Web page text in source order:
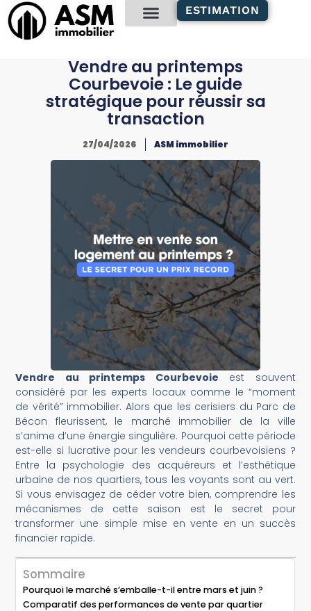
principal
ESTIMATION
Vendre au printemps
Courbevoie : Le guide
stratégique pour réussir sa
transaction
27/04/2026 ASM immobilier
Vendre au printemps Courbevoie est souvent
considéré par les experts locaux comme le “moment
de vérité” immobilier. Alors que les cerisiers du Parc de
Bécon fleurissent, le marché immobilier de la ville
s’anime d’une énergie singulière. Pourquoi cette période
est-elle si lucrative pour les vendeurs courbevoisiens ?
Entre la psychologie des acquéreurs et l’esthétique
urbaine de nos quartiers, tous les voyants sont au vert.
Si vous envisagez de céder votre bien, comprendre les
mécanismes de cette saison est le secret pour
transformer une simple mise en vente en un succès
financier rapide.
Sommaire
Pourquoi le marché s’emballe-t-il entre mars et juin ?
Comparatif des performances de vente par quartier